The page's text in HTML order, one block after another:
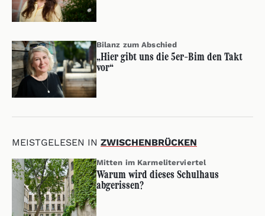
Bilanz zum Abschied
„Hier gibt uns die 5er-Bim den Takt
vor“
MEISTGELESEN IN ZWISCHENBRÜCKEN
Mitten im Karmeliterviertel
Warum wird dieses Schulhaus
abgerissen?